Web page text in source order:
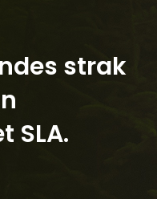
strak
SLA.​